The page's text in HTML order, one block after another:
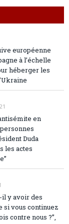
européenne
à l’échelle
héberger les
en
Duda
les actes
il y avoir des
si vous continuez
contre nous ?”,